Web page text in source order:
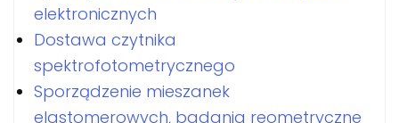
elektronicznych
Dostawa czytnika
spektrofotometrycznego
Sporządzenie mieszanek
elastomerowych, badania reometryczne